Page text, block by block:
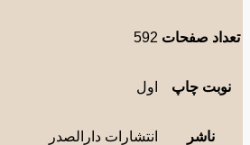
صفحات 592
چاپ اول
ناشر انتشارات دارالصدر